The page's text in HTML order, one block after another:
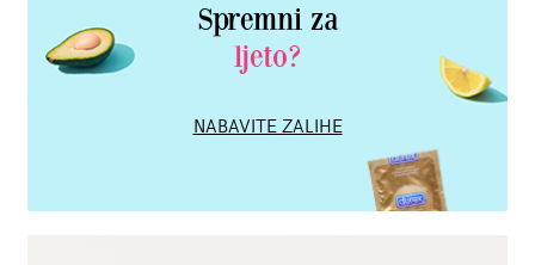
Spremni za
ljeto?
NABAVITE ZALIHE